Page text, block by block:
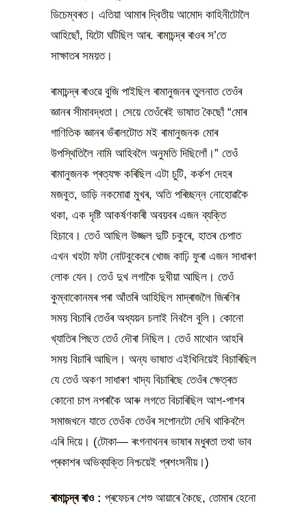
ডিচেম্বৰত। এতিয়া আমাৰ দ্বিতীয় আমোদ কাহিনীটোলৈ
আহিছোঁ, যিটো ঘটিছিল আৰ. ৰামাচন্দ্ৰ ৰাওৰ স’তে
সাক্ষাতৰ সময়ত।
ৰামাচন্দ্ৰ ৰাওৱে বুজি পাইছিল ৰামানুজনৰ তুলনাত তেওঁৰ
জ্ঞানৰ সীমাবদ্ধতা। সেয়ে তেওঁৰেই ভাষাত কৈছোঁ “মোৰ
গাণিতিক জ্ঞানৰ ভঁৰালটোত মই ৰামানুজনক মোৰ
উপস্থিতিলৈ নামি আহিবলৈ অনুমতি দিছিলোঁ।” তেওঁ
ৰামানুজনক প্ৰত্যক্ষ কৰিছিল এটা চুটি, কৰ্কশ দেহৰ
মজবুত, ডাড়ি নকমোৱা মুখৰ, অতি পৰিচ্ছন্ন নোহোৱাকৈ
থকা, এক দৃষ্টি আকৰ্ষণকাৰী অবয়বৰ এজন ব্যক্তি
হিচাবে। তেওঁ আছিল উজ্জল দুটি চকুৰে, হাতৰ চেপাত
এখন খহটা ফটা নোটবুকেৰে খোজ কাঢ়ি ফুৰা এজন সাধাৰণ
লোক যেন। তেওঁ দুখ লগাকৈ দুখীয়া আছিল। তেওঁ
কুম্বাকোনমৰ পৰা আঁতৰি আহিছিল মাদ্ৰাজলৈ জিৰণিৰ
সময় বিচাৰি তেওঁৰ অধ্যয়ন চলাই নিবলৈ বুলি। কোনো
খ্যাতিৰ পিছত তেওঁ দৌৰা নিছিল। তেওঁ মাথোন আহৰি
সময় বিচাৰি আছিল। অন্য ভাষাত এইখিনিয়েই বিচাৰিছিল
যে তেওঁ অকণ সাধাৰণ খাদ্য বিচাৰিছে তেওঁৰ ক্ষেত্ৰত
কোনো চাপ নপৰাকৈ আৰু লগতে বিচাৰিছিল আশ-পাশৰ
সমাজখনে যাতে তেওঁক তেওঁৰ সপোনটো দেখি থাকিবলৈ
এৰি দিয়ে। (টোকা— ৰংগনাথনৰ ভাষাৰ মধুৰতা তথা ভাব
প্ৰকাশৰ অভিব্যক্তি নিশ্চয়েই প্ৰশংসনীয়।)
ৰামাচন্দ্ৰ ৰাও : প্ৰফেচৰ শেশু আয়াৰে কৈছে, তোমাৰ হেনো